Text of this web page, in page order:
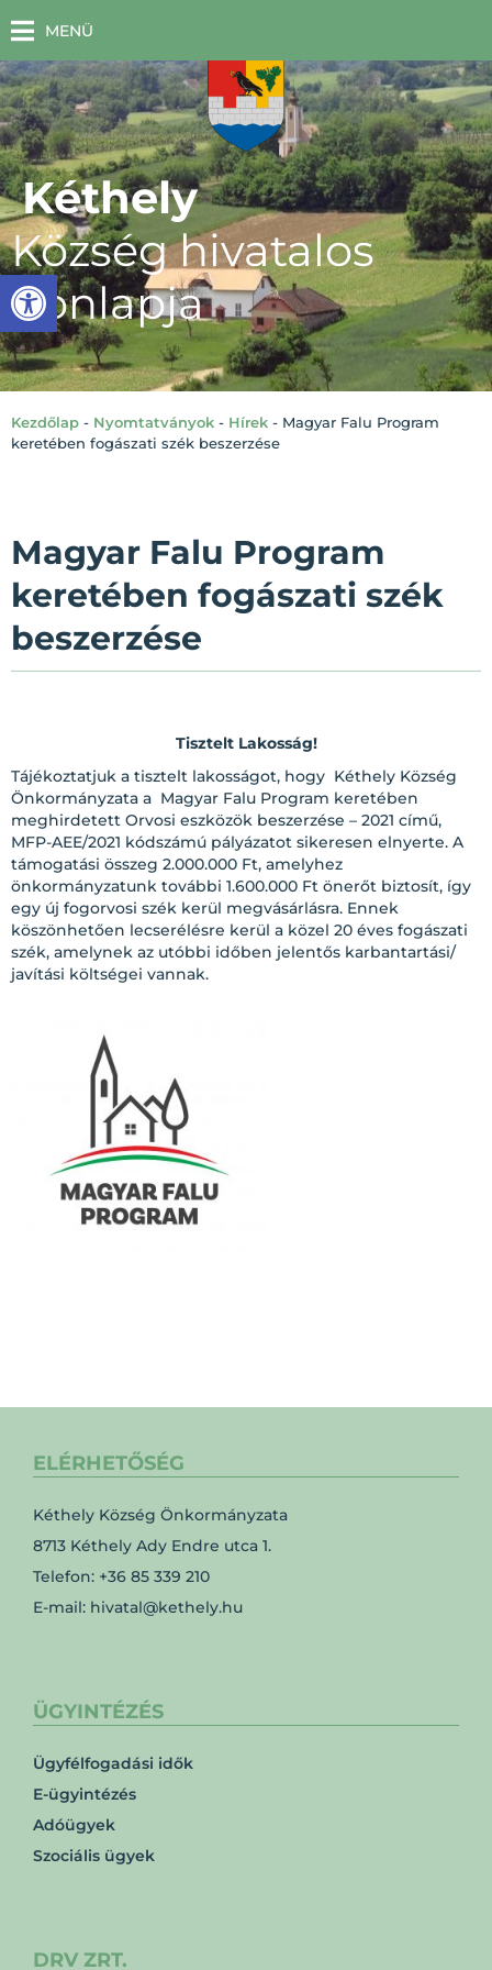
Eszköztár megnyitása
MENÜ
Kéthely
Község hivatalos
honlapja
Kezdőlap - Nyomtatványok - Hírek - Magyar Falu Program
keretében fogászati szék beszerzése
Magyar Falu Program
keretében fogászati szék
beszerzése
Tisztelt Lakosság!
Tájékoztatjuk a tisztelt lakosságot, hogy Kéthely Község
Önkormányzata a Magyar Falu Program keretében
meghirdetett Orvosi eszközök beszerzése – 2021 című,
MFP-AEE/2021 kódszámú pályázatot sikeresen elnyerte. A
támogatási összeg 2.000.000 Ft, amelyhez
önkormányzatunk további 1.600.000 Ft önerőt biztosít, így
egy új fogorvosi szék kerül megvásárlásra. Ennek
köszönhetően lecserélésre kerül a közel 20 éves fogászati
szék, amelynek az utóbbi időben jelentős karbantartási/
javítási költségei vannak.
ELÉRHETŐSÉG
Kéthely Község Önkormányzata
8713 Kéthely Ady Endre utca 1.
Telefon: +36 85 339 210
E-mail: hivatal@kethely.hu
ÜGYINTÉZÉS
Ügyfélfogadási idők
E-ügyintézés
Adóügyek
Szociális ügyek
DRV ZRT.